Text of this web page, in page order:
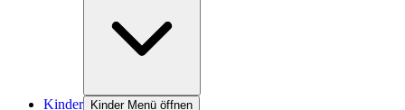
Kinder Kinder Menü öffnen